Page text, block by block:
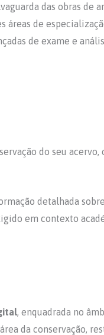
das obras
áreas de
de exame e
do seu
detalhada
em contexto
, enquadrada no
da conservação,